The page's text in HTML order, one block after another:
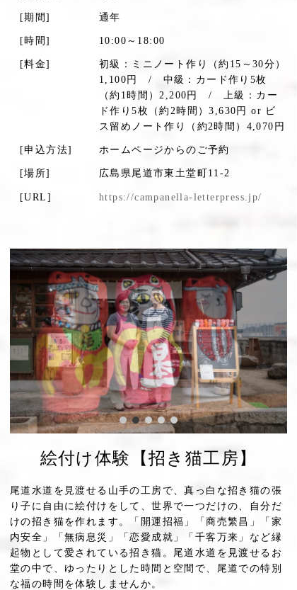
[期間] 通年
[時間] 10:00～18:00
[料金]
初級：ミニノート作り（約15～30分）
1,100円 / 中級：カード作り5枚
（約1時間）2,200円 / 上級：カー
ド作り5枚（約2時間）3,630円 or ビ
ス留めノート作り（約2時間）4,070円
[申込方法] ホームページからのご予約
[場所] 広島県尾道市東土堂町11-2
[URL] https://campanella-letterpress.jp/
絵付け体験【招き猫工房】
尾道水道を見渡せる山手の工房で、真っ白な招き猫の張
り子に自由に絵付けをして、世界で一つだけの、自分だ
けの招き猫を作れます。「開運招福」「商売繁昌」「家
内安全」「無病息災」「恋愛成就」「千客万来」など縁
起物として愛されている招き猫。尾道水道を見渡せるお
堂の中で、ゆったりとした時間と空間で、尾道での特別
な福の時間を体験しませんか。